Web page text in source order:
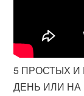
5 ПРОСТЫХ
ДЕНЬ ИЛИ НА